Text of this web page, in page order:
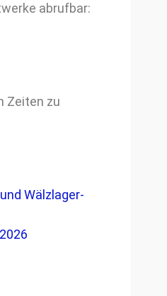
abrufbar:
Zeiten zu
Wälzlager-